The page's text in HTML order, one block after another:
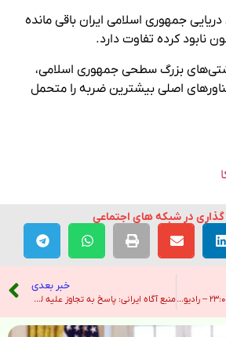
دریایی جمهوری اسلامی ایران باقی مانده
نابود کرده تفاوت دارد.
بزرگ سطحی جمهوری اسلامی،
اصلی بیشترین ضربه را متحمل
گذاری در شبکه های اجتماعی
پوشش ویژه خبری ساعت ۲۳:۰۰ – رادیو فردا
خبر بعدی
منبع آگاه ایرانی: پاسخ به تجاوز علیه لبنان را در ازای وعده آتش بس متوقف کردیم – خبرگزاری ایرنا